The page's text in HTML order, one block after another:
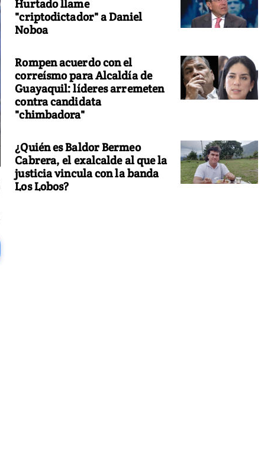
Hurtado llame
"criptodictador" a Daniel
Noboa
Rompen acuerdo con el
correísmo para Alcaldía de
Guayaquil: líderes arremeten
contra candidata
"chimbadora"
¿Quién es Baldor Bermeo
Cabrera, el exalcalde al que la
justicia vincula con la banda
Los Lobos?